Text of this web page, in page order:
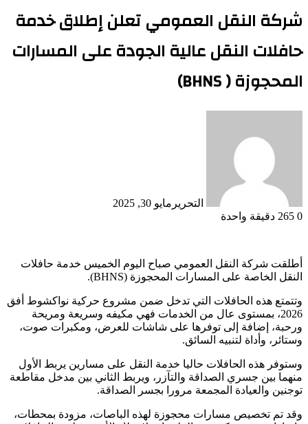
شركة النقل العمومي تعلن إطلاق خدمة
حافلات النقل عالية الجودة على المسارات
المحجوزة ( BHNS)
التحرير مايو 30, 2025
0
دقيقة واحدة
أطلقت شركة النقل العمومي صباح اليوم الخميس خدمة حافلات
النقل الخاصة على المسارات المحجوزة (BHNS).
وتتمتع هذه الحافلات التي تدخل ضمن مشروع حركية نواكشوط أفق
2026، بمستوى عال من الخدمات فهي مكيفه وسريعة ومريحة
ورحبة، إضافة إلى توفرها على شاشات للعرض، ومكبرات صوت،
وستائر، وأداة لتنبيه السائق.
وستوفر هذه الحافلات حاليا خدمة النقل على مسارين يربط الأول
منهما بين جسري الصداقة والتآزر، ويربط الثاني بين مدخل مقاطعة
توجنين والعيادة المجمعة مرورا بجسر الصداقة.
وقد تم تخصيص مسارات محجوزة لهذه الباصات، مزودة بمحطات،